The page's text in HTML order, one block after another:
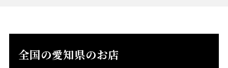
全国の愛知県のお店